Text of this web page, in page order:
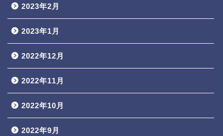
2023年2月
2023年1月
2022年12月
2022年11月
2022年10月
2022年9月